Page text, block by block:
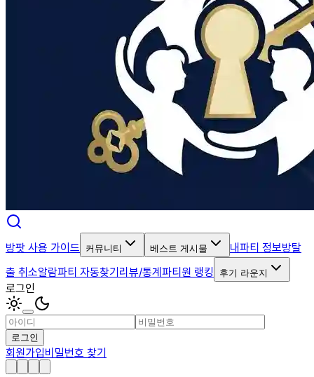
방팟 사용 가이드 커뮤니티 베스트 게시물 내파티 정보방탈
출 취소알람파티 자동찾기리뷰/통계파티원 랭킹 후기 라운지
로그인
로그인
회원가입비밀번호 찾기